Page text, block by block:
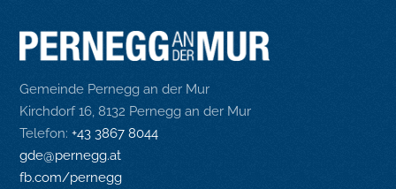
Gemeinde Pernegg an der Mur
Kirchdorf 16, 8132 Pernegg an der Mur
Telefon:+43 3867 8044
gde@pernegg.at
fb.com/pernegg